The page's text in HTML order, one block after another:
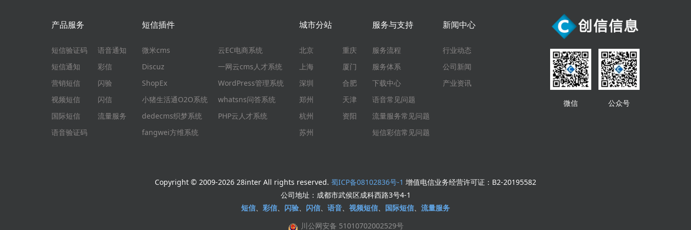
产品服务
短信验证码
短信通知
营销短信
视频短信
国际短信
语音验证码
语音通知
彩信
闪验
闪信
流量服务
短信插件
微米cms
Discuz
ShopEx
小猪生活通O2O系统
dedecms织梦系统
fangwei方维系统
云EC电商系统
一网云cms人才系统
WordPress管理系统
whatsns问答系统
PHP云人才系统
城市分站
北京
上海
深圳
郑州
杭州
苏州
重庆
厦门
合肥
天津
资阳
服务与支持
服务流程
服务体系
下载中心
语音常见问题
流量服务常见问题
短信彩信常见问题
新闻中心
行业动态
公司新闻
产业资讯
微信 公众号
Copyright © 2009-2026 28inter All rights reserved. 蜀ICP备08102836号-1 增值电信业务经营许可证：B2-20195582
公司地址：成都市武侯区成科西路3号4-1
短信、 彩信、 闪验、 闪信、 语音、 视频短信、 国际短信、 流量服务
川公网安备 51010702002529号